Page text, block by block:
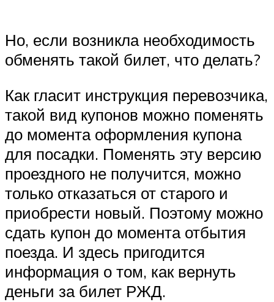
Но, если возникла необходимость
обменять такой билет, что делать?
Как гласит инструкция перевозчика,
такой вид купонов можно поменять
до момента оформления купона
для посадки. Поменять эту версию
проездного не получится, можно
только отказаться от старого и
приобрести новый. Поэтому можно
сдать купон до момента отбытия
поезда. И здесь пригодится
информация о том, как вернуть
деньги за билет РЖД.